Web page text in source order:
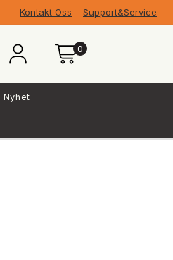
Kontakt Oss Support&Service
0
Nyhet